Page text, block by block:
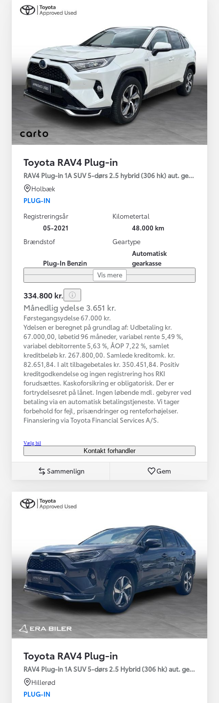
Toyota RAV4 Plug-in
RAV4 Plug-in 1A SUV 5-dørs 2.5 hybrid (306 hk) aut. gear AWD-i
Holbæk
PLUG-IN
Registreringsår
05-2021
Kilometertal
48.000 km
Brændstof
Plug-In Benzin
Geartype
Automatisk
gearkasse
Vis mere
334.800 kr.
Månedlig ydelse 3.651 kr.
Førstegangsydelse 67.000 kr.
Ydelsen er beregnet på grundlag af: Udbetaling kr.
67.000,00, løbetid 96 måneder, variabel rente 5,49 %,
variabel debitorrente 5,63 %, ÅOP 7,22 %, samlet
kreditbeløb kr. 267.800,00. Samlede kreditomk. kr.
82.651,84. I alt tilbagebetales kr. 350.451,84. Positiv
kreditgodkendelse og ingen registrering hos RKI
forudsættes. Kaskoforsikring er obligatorisk. Der er
fortrydelsesret på lånet. Ingen løbende mdl. gebyrer ved
betaling via en automatisk betalingstjeneste. Vi tager
forbehold for fejl, prisændringer og renteforhøjelser.
Finansiering via Toyota Financial Services A/S.
Vælg bil
Kontakt forhandler
Sammenlign Gem
Toyota RAV4 Plug-in
RAV4 Plug-in 1A SUV 5-dørs 2.5 Hybrid (306 hk) aut. gear
Hillerød
PLUG-IN